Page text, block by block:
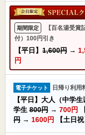
期間限定
【百名湯受
付）100円引き
【平日】 1,600円 →
円
電子チケット 日帰り利用
【平日】大人（中学生
学生 800円 → 700円
円 → 1600円 【土日